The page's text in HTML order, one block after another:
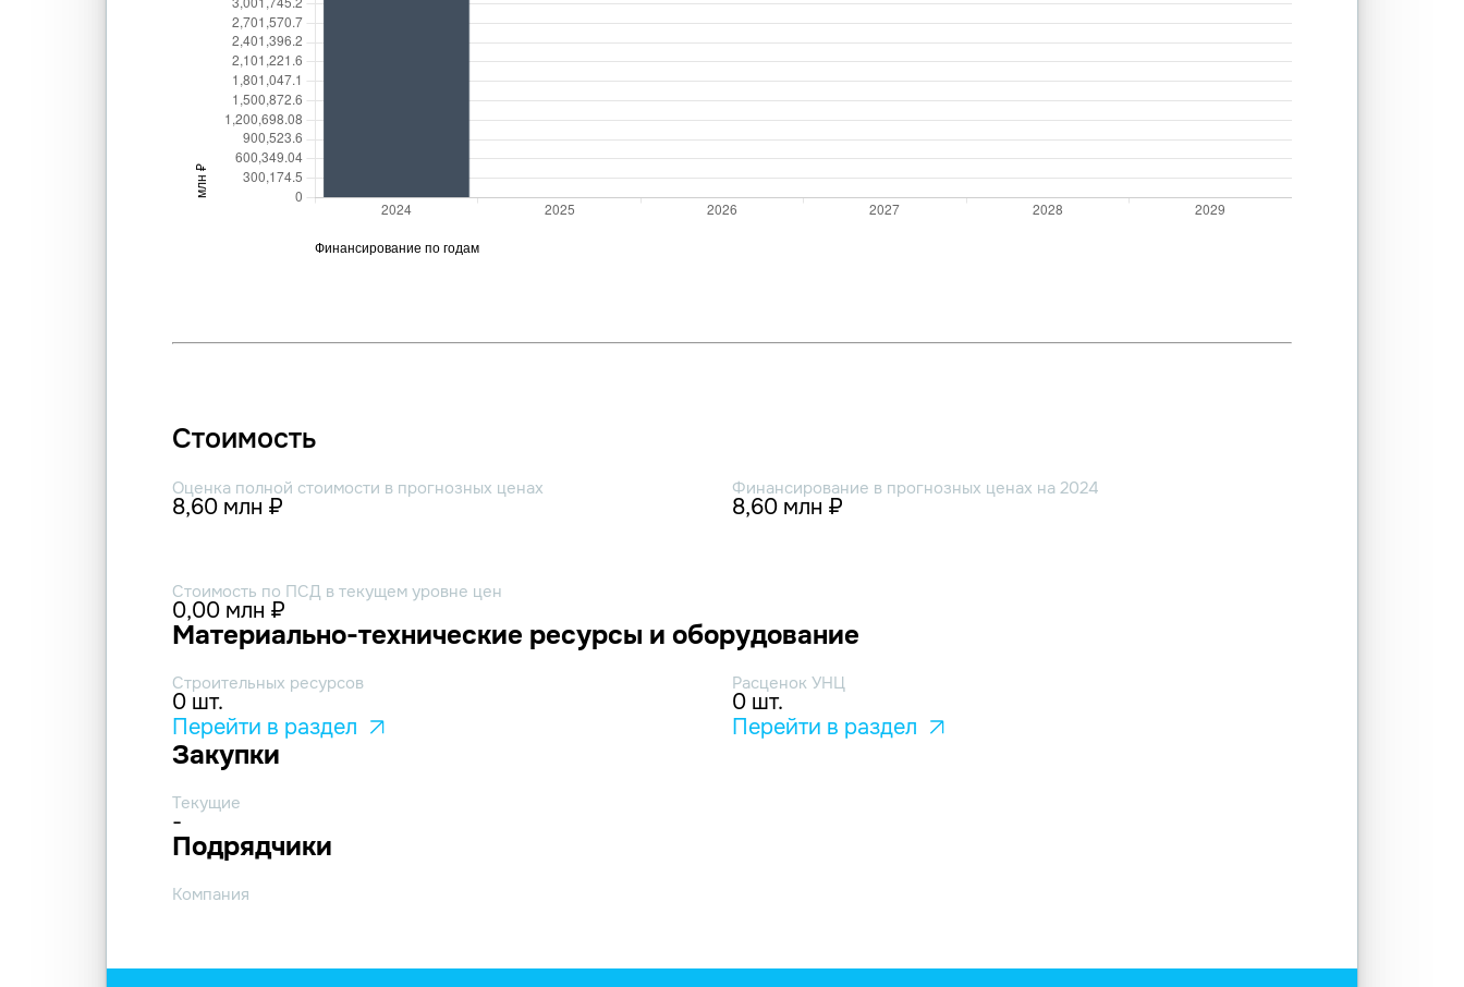
Стоимость
Оценка полной стоимости в прогнозных ценах
8,60 млн ₽
Финансирование в прогнозных ценах на 2024
8,60 млн ₽
Стоимость по ПСД в текущем уровне цен
0,00 млн ₽
Материально-технические ресурсы и оборудование
Строительных ресурсов
0 шт.
Перейти в раздел
Расценок УНЦ
0 шт.
Перейти в раздел
Закупки
Текущие
-
Подрядчики
Компания